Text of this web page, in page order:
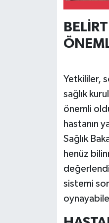
Yetkililer,
sağlık
önemli
hastanın
Sağlık
henüz
sistemi